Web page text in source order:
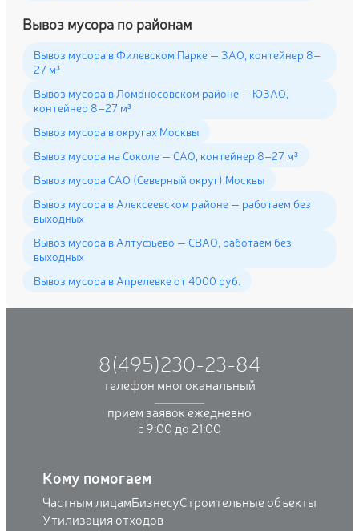
Вывоз мусора по районам
Вывоз мусора в Филевском Парке — ЗАО, контейнер 8–
27 м³
Вывоз мусора в Ломоносовском районе — ЮЗАО,
контейнер 8–27 м³
Вывоз мусора в округах Москвы
Вывоз мусора на Соколе — САО, контейнер 8–27 м³
Вывоз мусора САО (Северный округ) Москвы
Вывоз мусора в Алексеевском районе — работаем без
выходных
Вывоз мусора в Алтуфьево — СВАО, работаем без
выходных
Вывоз мусора в Апрелевке от 4000 руб.
8(495)230-23-84
телефон многоканальный
прием заявок ежедневно
с 9:00 до 21:00
Кому помогаем
Частным лицамБизнесуСтроительные объекты
Утилизация отходов